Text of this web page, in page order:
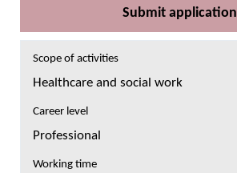
Submit application
Scope of activities
Healthcare and social work
Career level
Professional
Working time